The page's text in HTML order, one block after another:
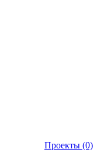
Проекты (0)